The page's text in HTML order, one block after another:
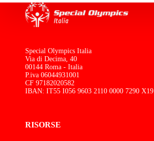
Special Olympics Italia
Via di Decima, 40
00144 Roma - Italia
P.iva 06044931001
CF 97182020582
IBAN: IT55 I056 9603 2110 0000 7290 X19
RISORSE